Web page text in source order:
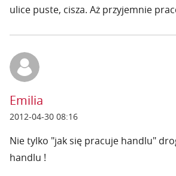
ulice puste, cisza. Aż przyjemnie
Emilia
2012-04-30 08:16
Nie tylko "jak się pracuje handlu"
handlu !